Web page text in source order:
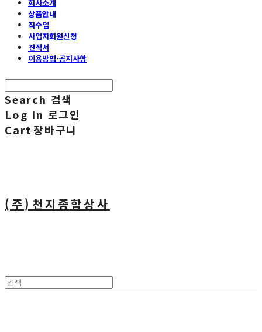
회사소개
상품안내
직수입
사업자회원신청
견적서
이용방법·공지사항
Search 검색
Log In 로그인
Cart장바구니
(주)천지종합상사